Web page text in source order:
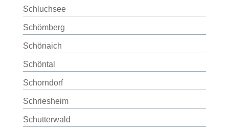
Schluchsee
Schömberg
Schönaich
Schöntal
Schorndorf
Schriesheim
Schutterwald